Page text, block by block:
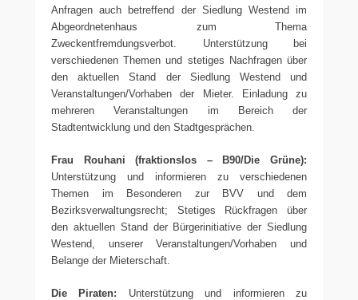
Anfragen auch betreffend der Siedlung Westend im
Abgeordnetenhaus zum Thema
Zweckentfremdungsverbot. Unterstützung bei
verschiedenen Themen und stetiges Nachfragen über
den aktuellen Stand der Siedlung Westend und
Veranstaltungen/Vorhaben der Mieter. Einladung zu
mehreren Veranstaltungen im Bereich der
Stadtentwicklung und den Stadtgesprächen.
Frau Rouhani (fraktionslos – B90/Die Grüne):
Unterstützung und informieren zu verschiedenen
Themen im Besonderen zur BVV und dem
Bezirksverwaltungsrecht; Stetiges Rückfragen über
den aktuellen Stand der Bürgerinitiative der Siedlung
Westend, unserer Veranstaltungen/Vorhaben und
Belange der Mieterschaft.
Die Piraten: Unterstützung und informieren zu